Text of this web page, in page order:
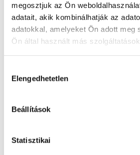
megosztjuk az Ön
adatait, akik kombinálhatják az
adatokkal, amelyeket Ön adott meg
Ön által használt más
kiválasztása
Elengedhetetlen
Beállítások
Statisztikai